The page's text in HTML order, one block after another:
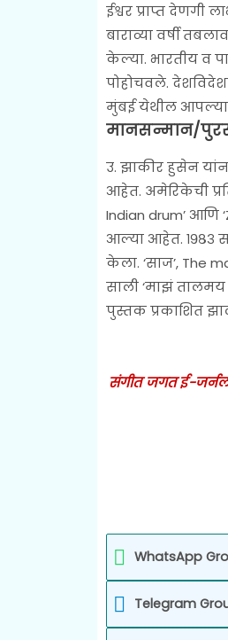
ईश्वर प्राप्त देणगी
बाराव्या वर्षी
केल्या. भारतीय व
पोहोचवले.
मुंबई येथील आपल्या
मानसन्मान/
उ. झाकीर हुसेन
आहेत. अमेरिकेची
Indian drum’ आणि
आल्या आहेत. १९८३
केला. ‘साज’, The
साली ‘माझं
पुस्तक प्रकाशित
संगीत जगत ई-
WhatsApp
Telegram